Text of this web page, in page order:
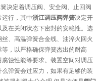
定着调压阀、安全阀、止回阀
运行，其中浙江调压阀弹簧决定开
及在关闭状态下密封的安稳性。选
、高温弹簧合金线、油淬火回火
，以严格确保弹簧杰出的耐高
蚀性能等要求。装置空间对调压
弹簧会过应力，如果有足够的装